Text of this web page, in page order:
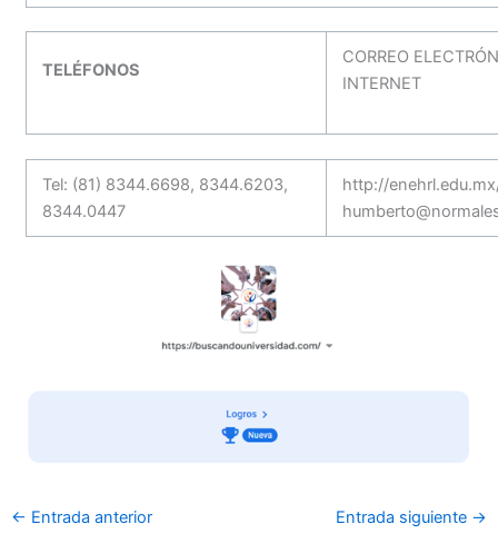
TELÉFONOS
CORREO
INTERNET
Tel: (81) 8344.6698, 8344.6203,
8344.0447
http://
← Entrada anterior Entrada siguiente →